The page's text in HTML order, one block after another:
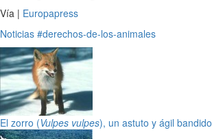
Vía | Europapress
Noticias #derechos-de-los-animales
El zorro (Vulpes vulpes), un astuto y ágil bandido